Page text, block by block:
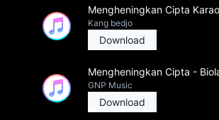
Mengheningkan Cipta
Kang bedjo
Download
Mengheningkan Cipta -
GNP Music
Download